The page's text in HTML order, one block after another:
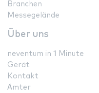
Branchen
Messegelände
Über uns
neventum in 1 Minute
Gerät
Kontakt
Ämter